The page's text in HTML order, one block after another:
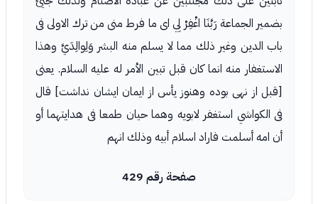
بضمير الجماعة رَبَّنَا اغْفِرْ لِي اى ما فرط منى من ترك الاولى فى
باب الدين وغير ذلك مما لا يسلم منه البشر وَلِوالِدَيَّ وهذا
الاستغفار منه انما كان قبل تبين الأمر له عليه السلام. يعنى
[قبل از نهى بوده وهنوز يأس از ايمان ايشان نداشت] قال
فى الكواشي استغفر لابويه وهما حيان طمعا فى هدايتهما أو
أن امه أسلمت فاراد اسلام أبيه وذلك انهم
صفحة رقم 429